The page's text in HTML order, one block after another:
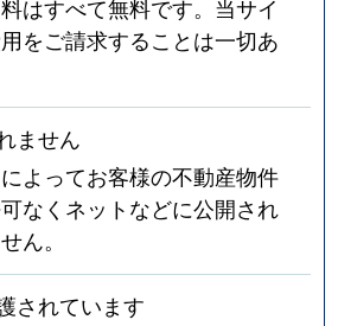
はすべて無料です。当サイ
をご請求することは一切あ
ません
よってお客様の不動産物件
なくネットなどに公開され
ん。
されています